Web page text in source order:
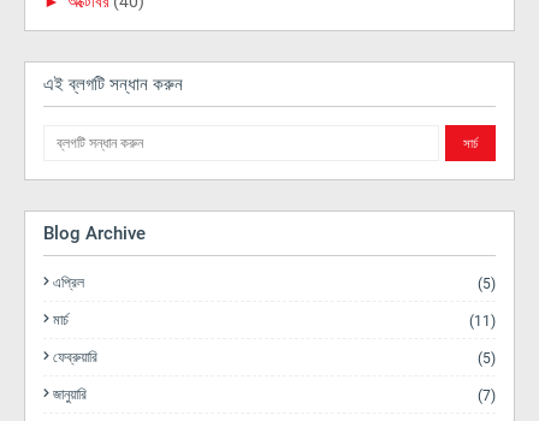
এই ব্লগটি সন্ধান করুন
Blog Archive
এপ্রিল (5)
মার্চ (11)
ফেব্রুয়ারি (5)
জানুয়ারি (7)